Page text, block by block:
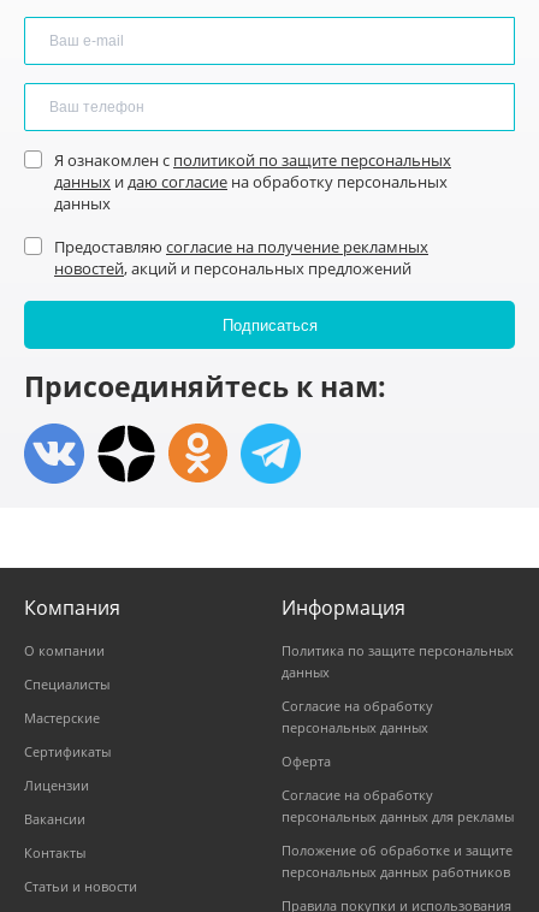
Я ознакомлен с политикой по защите персональных
данных идаю согласие на обработку персональных
данных
Предоставляю согласие на получение рекламных
новостей, акций и персональных предложений
Присоединяйтесь к нам:
Компания
О компании
Специалисты
Мастерские
Сертификаты
Лицензии
Вакансии
Контакты
Статьи и новости
Информация
Политика по защите персональных
данных
Согласие на обработку
персональных данных
Оферта
Согласие на обработку
персональных данных для рекламы
Положение об обработке и защите
персональных данных работников
Правила покупки и использования